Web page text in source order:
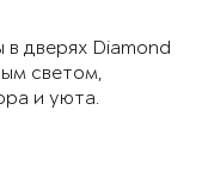
дверях Diamond
светом,
и уюта.